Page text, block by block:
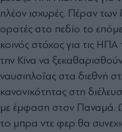
πλέον ισχυρές. Πέραν
ορατές στο πεδίο το
κοινός στόχος για τις
την Κίνα να
ναυσιπλοΐας στα διεθνή
κανονικότητας στη
µε έµφαση στον Παναµά.
το µπρα ντε φερ θα